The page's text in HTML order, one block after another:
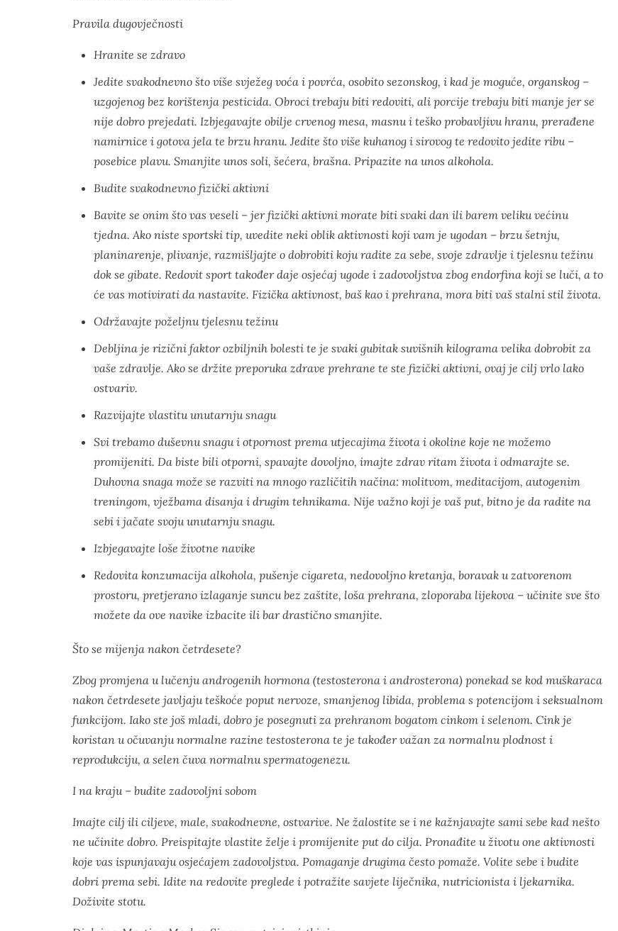
Pravila dugovječnosti
Hranite se zdravo
Jedite svakodnevno što više svježeg voća i povrća, osobito sezonskog, i kad je moguće, organskog –
uzgojenog bez korištenja pesticida. Obroci trebaju biti redoviti, ali porcije trebaju biti manje jer se
nije dobro prejedati. Izbjegavajte obilje crvenog mesa, masnu i teško probavljivu hranu, prerađene
namirnice i gotova jela te brzu hranu. Jedite što više kuhanog i sirovog te redovito jedite ribu –
posebice plavu. Smanjite unos soli, šećera, brašna. Pripazite na unos alkohola.
Budite svakodnevno fizički aktivni
Bavite se onim što vas veseli – jer fizički aktivni morate biti svaki dan ili barem veliku većinu
tjedna. Ako niste sportski tip, uvedite neki oblik aktivnosti koji vam je ugodan – brzu šetnju,
planinarenje, plivanje, razmišljajte o dobrobiti koju radite za sebe, svoje zdravlje i tjelesnu težinu
dok se gibate. Redovit sport također daje osjećaj ugode i zadovoljstva zbog endorfina koji se luči, a to
će vas motivirati da nastavite. Fizička aktivnost, baš kao i prehrana, mora biti vaš stalni stil života.
Održavajte poželjnu tjelesnu težinu
Debljina je rizični faktor ozbiljnih bolesti te je svaki gubitak suvišnih kilograma velika dobrobit za
vaše zdravlje. Ako se držite preporuka zdrave prehrane te ste fizički aktivni, ovaj je cilj vrlo lako
ostvariv.
Razvijajte vlastitu unutarnju snagu
Svi trebamo duševnu snagu i otpornost prema utjecajima života i okoline koje ne možemo
promijeniti. Da biste bili otporni, spavajte dovoljno, imajte zdrav ritam života i odmarajte se.
Duhovna snaga može se razviti na mnogo različitih načina: molitvom, meditacijom, autogenim
treningom, vježbama disanja i drugim tehnikama. Nije važno koji je vaš put, bitno je da radite na
sebi i jačate svoju unutarnju snagu.
Izbjegavajte loše životne navike
Redovita konzumacija alkohola, pušenje cigareta, nedovoljno kretanja, boravak u zatvorenom
prostoru, pretjerano izlaganje suncu bez zaštite, loša prehrana, zloporaba lijekova – učinite sve što
možete da ove navike izbacite ili bar drastično smanjite.
Što se mijenja nakon četrdesete?
Zbog promjena u lučenju androgenih hormona (testosterona i androsterona) ponekad se kod muškaraca
nakon četrdesete javljaju teškoće poput nervoze, smanjenog libida, problema s potencijom i seksualnom
funkcijom. Iako ste još mladi, dobro je posegnuti za prehranom bogatom cinkom i selenom. Cink je
koristan u očuvanju normalne razine testosterona te je također važan za normalnu plodnost i
reprodukciju, a selen čuva normalnu spermatogenezu.
I na kraju – budite zadovoljni sobom
Imajte cilj ili ciljeve, male, svakodnevne, ostvarive. Ne žalostite se i ne kažnjavajte sami sebe kad nešto
ne učinite dobro. Preispitajte vlastite želje i promijenite put do cilja. Pronađite u životu one aktivnosti
koje vas ispunjavaju osjećajem zadovoljstva. Pomaganje drugima često pomaže. Volite sebe i budite
dobri prema sebi. Idite na redovite preglede i potražite savjete liječnika, nutricionista i ljekarnika.
Doživite stotu.